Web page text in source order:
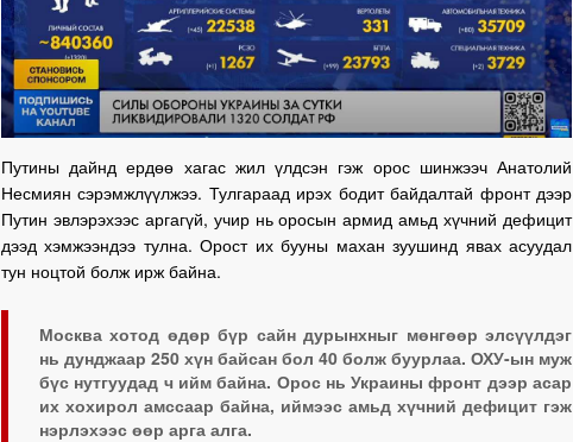
Путины дайнд ердөө хагас жил үлдсэн гэж орос шинжээч Анатолий
Несмиян сэрэмжлүүлжээ. Тулгараад ирэх бодит байдалтай фронт дээр
Путин эвлэрэхээс аргагүй, учир нь оросын армид амьд хүчний дефицит
дээд хэмжээндээ тулна. Орост их бууны махан зуушинд явах асуудал
тун ноцтой болж ирж байна.
Москва хотод өдөр бүр сайн дурынхныг мөнгөөр элсүүлдэг
нь дунджаар 250 хүн байсан бол 40 болж буурлаа. ОХУ-ын муж
бүс нутгуудад ч ийм байна. Орос нь Украины фронт дээр асар
их хохирол амссаар байна, иймээс амьд хүчний дефицит гэж
нэрлэхээс өөр арга алга.